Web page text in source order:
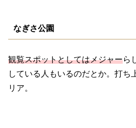
なぎさ公園
観覧スポットとしてはメジャーら
している人もいるのだとか。打ち
リア。